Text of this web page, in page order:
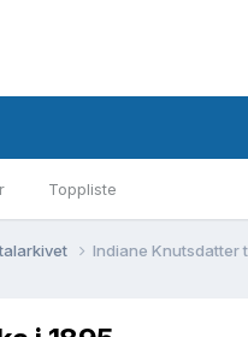
Toppliste
Indiane Knutsdatter